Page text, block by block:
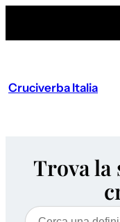
Cruciverba Italia
Trova la
Cerca